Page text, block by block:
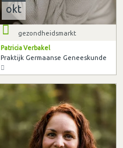
okt
gezondheidsmarkt
Patricia Verbakel
Praktijk Germaanse Geneeskunde